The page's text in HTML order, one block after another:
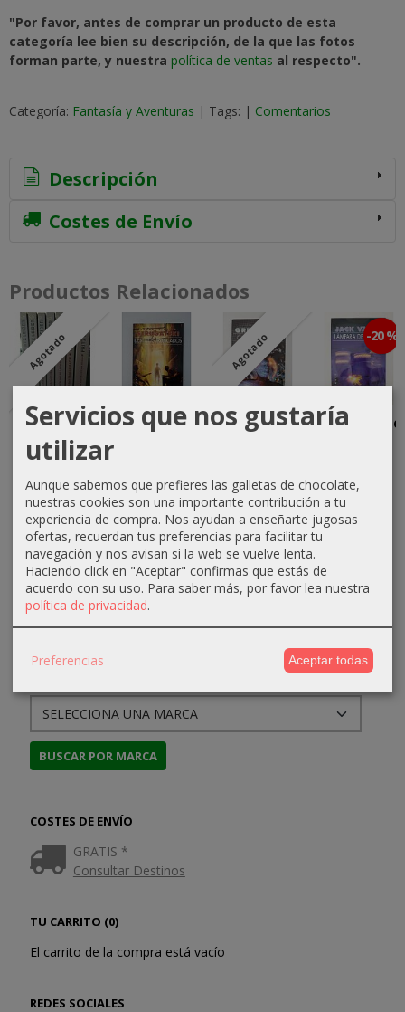
COSTES DE ENVÍO
GRATIS *
Consultar Destinos
TU CARRITO (0)
El carrito de la compra está vacío
REDES SOCIALES
"Por favor, antes de comprar un producto de esta
categoría lee bien su descripción, de la que las fotos
forman parte, y nuestra política de ventas al respecto".
Categoría: Fantasía y Aventuras | Tags: | Comentarios
Descripción
Costes de Envío
Productos Relacionados
Agotado
Saga Fafhrd
y el
Ratonero
65,00 €
Destinos
Agotado
Cuarentena
-20 %
Lámpara de
15,00 €
Servicios que nos gustaría
utilizar
Aunque sabemos que prefieres las galletas de chocolate,
nuestras cookies son una importante contribución a tu
experiencia de compra. Nos ayudan a enseñarte jugosas
ofertas, recuerdan tus preferencias para facilitar tu
navegación y nos avisan si la web se vuelve lenta.
Haciendo click en "Aceptar" confirmas que estás de
acuerdo con su uso. Para saber más, por favor lea nuestra
política de privacidad.
Preferencias Aceptar todas